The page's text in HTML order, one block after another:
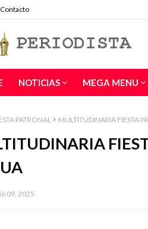
Contacto
NOTICIAS MEGA MENU
PATRONAL MULTITUDINARIA FIESTA
09, 2025